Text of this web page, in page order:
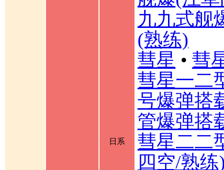
日系
九九式舰
(熟练)
彗星 • 彗
彗星一二
号爆弹搭
管爆弹搭
彗星二二
四空/熟练